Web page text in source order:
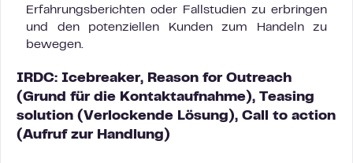
Erfahrungsberichten oder Fallstudien zu erbringen
und den potenziellen Kunden zum Handeln zu
bewegen.
IRDC: Icebreaker, Reason for Outreach
(Grund für die Kontaktaufnahme), Teasing
solution (Verlockende Lösung ), Call to action
(Aufruf zur Handlung)